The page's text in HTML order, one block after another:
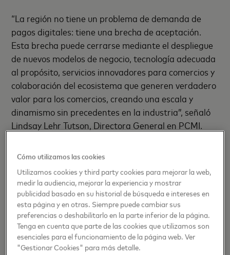
“La región no tiene un problema de demanda de
pagos digitales: tiene una brecha de aceptación.
Esta brecha puede cerrarse mediante el despliegue
de nuevos modelos de negocio, tecnología adecuada
al propósito, servicios innovadores para comercios y
colaboración del ecosistema que generen verdadero
valor para los comercios, creando una escala y
dinamismo sin precedentes en la industria”, señaló
Lindsay Lehr Tutson, Directora General en PCMI.
Mexico, Central America, and the Caribbean: Scaling
digital acceptance for a 2030-ready economy ”,
Mastercard y PCMI estiman que los ingresos por
pagos digitales en América Latina podrían
triplicarse para 2027, impulsados por el crecimiento
del comercio electrónico, la digitalización de
servicios y la mayor adopción de nuevas tecnologías.
Cómo utilizamos las cookies
Utilizamos cookies y third party cookies para mejorar la web,
medir la audiencia, mejorar la experiencia y mostrar
publicidad basado en su historial de búsqueda e intereses en
esta página y en otras. Siempre puede cambiar sus
preferencias o deshabilitarlo en la parte inferior de la página.
Tenga en cuenta que parte de las cookies que utilizamos son
esenciales para el funcionamiento de la página web. Ver
"Gestionar Cookies" para más detalle.